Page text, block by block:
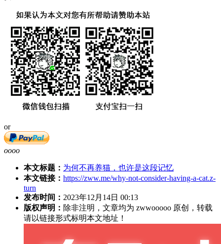
or
oooo
本文标题： 为何不再养猫，也许是这段记忆
本文链接： https://zww.me/why-not-consider-having-a-cat.z-
turn
发布时间： 2023年12月14日 00:13
版权声明： 除非注明，文章均为 zwwooooo 原创，转载
请以链接形式标明本文地址！